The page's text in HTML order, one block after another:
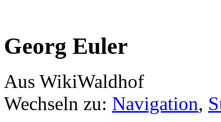
Georg Euler
Aus WikiWaldhof
Wechseln zu: Navigation,